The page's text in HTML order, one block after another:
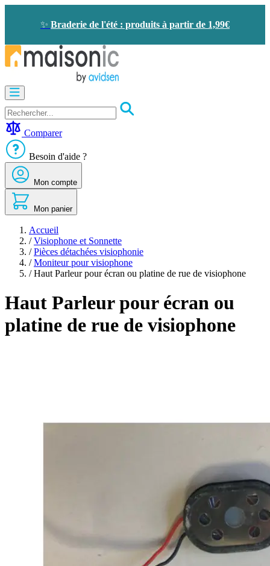
✨ Braderie de l'été : produits à partir de 1,99€
Visiophone
-
Sonnette
-
économie
d'énergie
Sécurité
Confort
de
maison
Seconde
vie
Bons
plans
Comparer
Besoin d'aide ?
Mon compte
Mon panier
Accueil
/ Visiophone et Sonnette
/ Pièces détachées visiophonie
/ Moniteur pour visiophone
/ Haut Parleur pour écran ou platine de rue de visiophone
Haut Parleur pour écran ou
platine de rue de visiophone